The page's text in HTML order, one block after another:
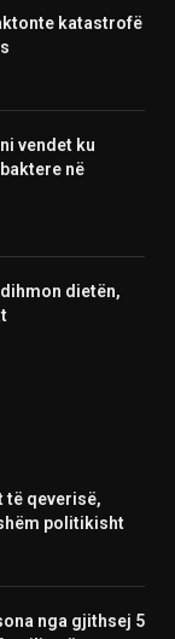
katastrofë
vendet ku
në
dietën,
të qeverisë,
politikisht
nga gjithsej 5